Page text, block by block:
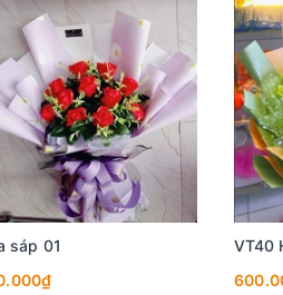
sáp 01
VT40